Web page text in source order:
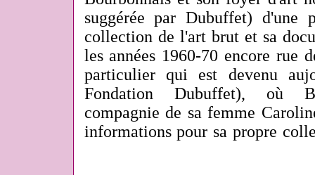
suggérée par Dubuffet)
collection de l'art brut et sa
les années 1960-70 encore rue
particulier qui est devenu
Fondation Dubuffet), où
compagnie de sa femme
informations pour sa propre